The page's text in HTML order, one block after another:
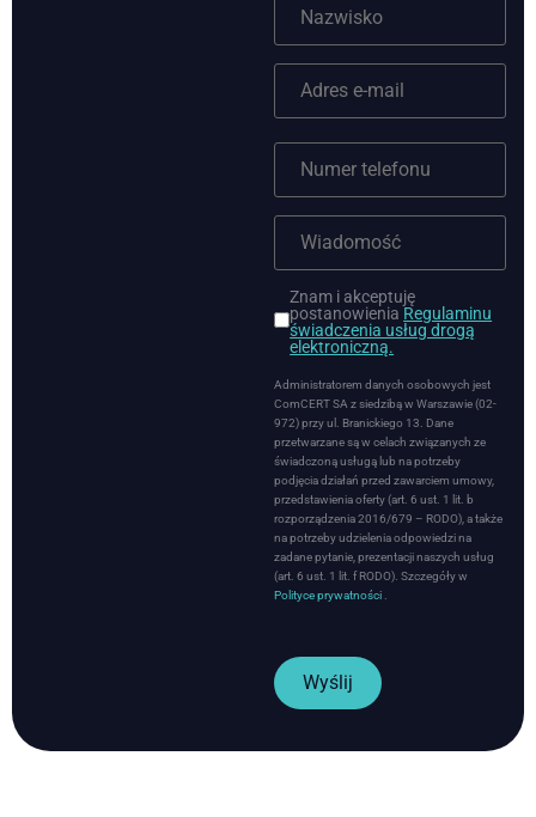
Znam i akceptuję
postanowienia Regulaminu
świadczenia usług drogą
elektroniczną.
Administratorem danych osobowych jest
ComCERT SA z siedzibą w Warszawie (02-
972) przy ul. Branickiego 13. Dane
przetwarzane są w celach związanych ze
świadczoną usługą lub na potrzeby
podjęcia działań przed zawarciem umowy,
przedstawienia oferty (art. 6 ust. 1 lit. b
rozporządzenia 2016/679 – RODO), a także
na potrzeby udzielenia odpowiedzi na
zadane pytanie, prezentacji naszych usług
(art. 6 ust. 1 lit. f RODO). Szczegóły w
Polityce prywatności
Wyślij